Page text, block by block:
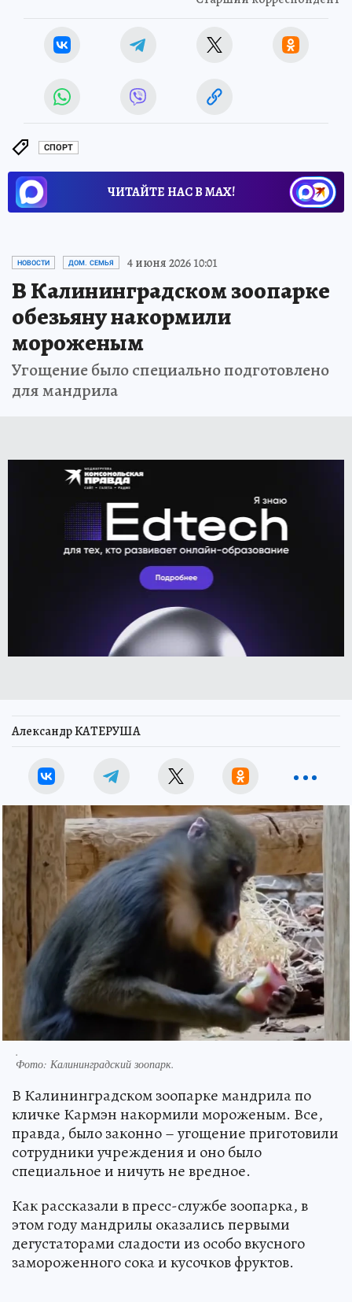
СПОРТ
ЧИТАЙТЕ НАС В МАХ!
НОВОСТИ ДОМ. СЕМЬЯ 4 июня 2026 10:01
В Калининградском зоопарке
обезьяну накормили
мороженым
Угощение было специально подготовлено
для мандрила
Александр КАТЕРУША
.
Фото: Калининградский зоопарк.
В Калининградском зоопарке мандрила по
кличке Кармэн накормили мороженым. Все,
правда, было законно – угощение приготовили
сотрудники учреждения и оно было
специальное и ничуть не вредное.
Как рассказали в пресс-службе зоопарка, в
этом году мандрилы оказались первыми
дегустаторами сладости из особо вкусного
замороженного сока и кусочков фруктов.